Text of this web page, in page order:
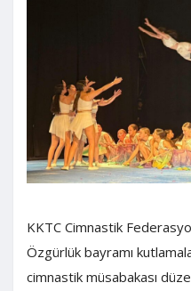
KKTC Cimnastik
Özgürlük bayramı
cimnastik müsabakası